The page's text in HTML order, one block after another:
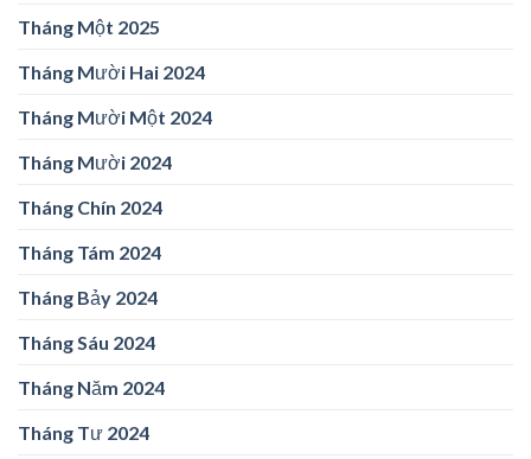
Tháng Một 2025
Tháng Mười Hai 2024
Tháng Mười Một 2024
Tháng Mười 2024
Tháng Chín 2024
Tháng Tám 2024
Tháng Bảy 2024
Tháng Sáu 2024
Tháng Năm 2024
Tháng Tư 2024